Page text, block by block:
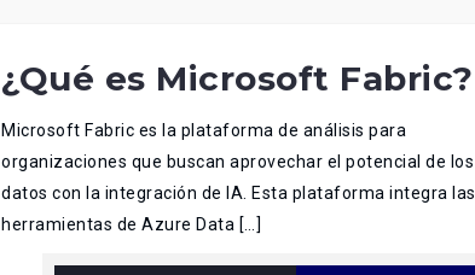
¿Qué es Microsoft Fabric?
Microsoft Fabric es la plataforma de análisis para
organizaciones que buscan aprovechar el potencial de los
datos con la integración de IA. Esta plataforma integra las
herramientas de Azure Data […]